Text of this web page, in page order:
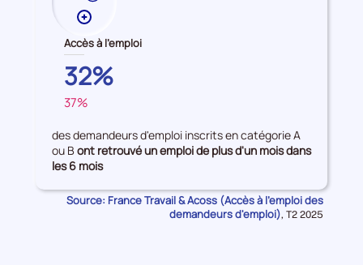
Plus
de
données
sur
les
Accès
l'emploi
Accès à l'emploi
HAUTS-
DE-
SEINE
32%
FRANCE
37%
des demandeurs d'emploi inscrits en catégorie A
ou Bont retrouvé un emploi de plus d'un mois dans
les 6 mois
Source: France Travail & Acoss (Accès à l'emploi des
demandeurs d'emploi), Données
T2 2025